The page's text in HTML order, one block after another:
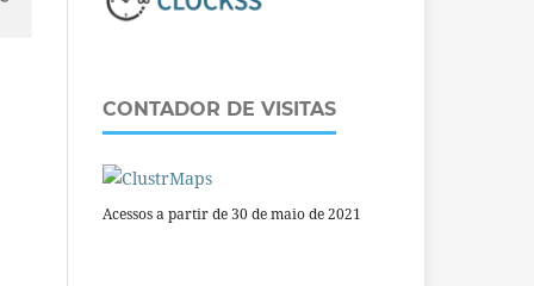
CONTADOR DE VISITAS
Acessos a partir de 30 de maio de 2021